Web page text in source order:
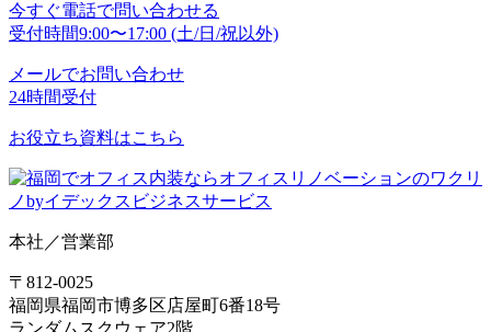
今すぐ電話で問い合わせる
受付時間9:00〜17:00 (土/日/祝以外)
メールでお問い合わせ
24時間受付
お役立ち資料はこちら
本社／営業部
〒812-0025
福岡県福岡市博多区店屋町6番18号
ランダムスクウェア2階